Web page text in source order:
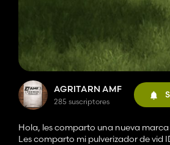
AGRITARN AMF
285 suscriptores
Hola, les comparto una nueva
Les comparto mi pulverizador de vid